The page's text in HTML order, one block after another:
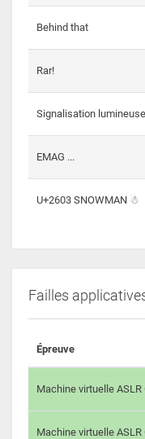
Behind that
Rar!
Signalisation lumineuse
EMAG ...
U+2603 SNOWMAN ☃
Failles
Épreuve
Machine virtuelle ASLR
Machine virtuelle ASLR